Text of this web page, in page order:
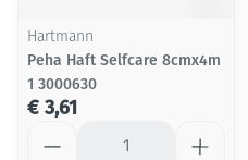
Hartmann
Peha Haft Selfcare 8cmx4m
1 3000630
€ 3,61